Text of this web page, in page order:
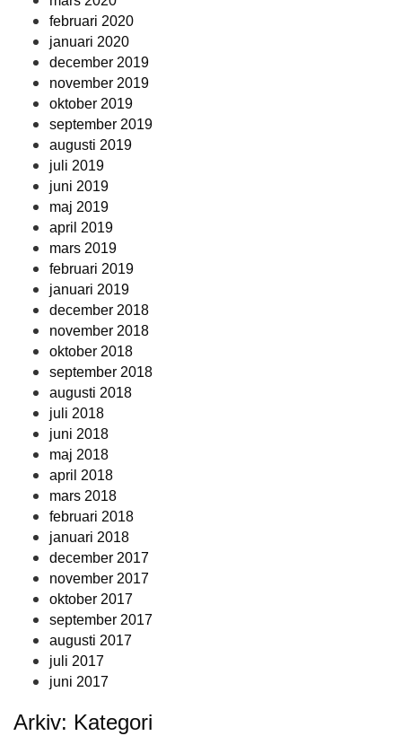
februari 2020
januari 2020
december 2019
november 2019
oktober 2019
september 2019
augusti 2019
juli 2019
juni 2019
maj 2019
april 2019
mars 2019
februari 2019
januari 2019
december 2018
november 2018
oktober 2018
september 2018
augusti 2018
juli 2018
juni 2018
maj 2018
april 2018
mars 2018
februari 2018
januari 2018
december 2017
november 2017
oktober 2017
september 2017
augusti 2017
juli 2017
juni 2017
Arkiv: Kategori